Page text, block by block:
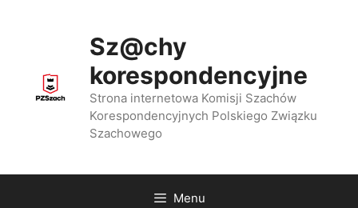
Sz@chy
korespondencyjne
Strona internetowa Komisji Szachów
Korespondencyjnych Polskiego Związku
Szachowego
Menu